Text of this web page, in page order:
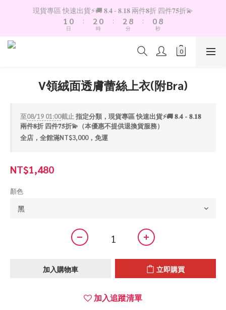
現貨專區 快速出貨⚡️🚚 𝟖.𝟒 - 𝟖.𝟏𝟖 兩件𝟖折 四件𝟕𝟓折💫
2
1
0
1
0
日
:
3
2
1
1
0
時
:
3
2
1
9
8
7
2
分
:
1
0
8
7
6
5
2
1
秒
V領絨面透膚蕾絲上衣(附Bra)
至08/19 01:00截止 指定分類，現貨專區 快速出貨⚡️🚚 𝟖.𝟒 - 𝟖.𝟏𝟖
兩件𝟖折 四件𝟕𝟓折💫（本優惠不提供退換貨服務）
全店，全館滿NT$3,000，免運
NT$1,480
顏色
加入購物車 立即購買
加入追蹤清單